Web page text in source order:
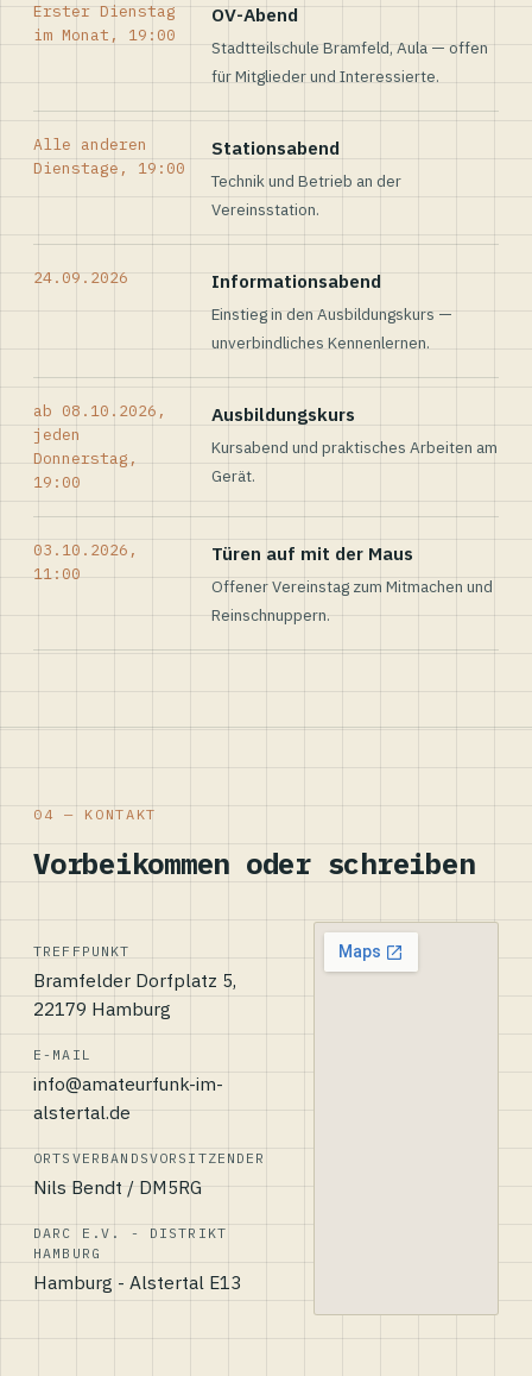
Erster Dienstag
im Monat, 19:00
OV-Abend
Stadtteilschule Bramfeld, Aula — offen
für Mitglieder und Interessierte.
Alle anderen
Dienstage, 19:00
Stationsabend
Technik und Betrieb an der
Vereinsstation.
24.09.2026 Informationsabend
Einstieg in den Ausbildungskurs —
unverbindliches Kennenlernen.
ab 08.10.2026,
jeden
Donnerstag,
19:00
Ausbildungskurs
Kursabend und praktisches Arbeiten am
Gerät.
03.10.2026,
11:00
Türen auf mit der Maus
Offener Vereinstag zum Mitmachen und
Reinschnuppern.
04 — KONTAKT
Vorbeikommen oder schreiben
TREFFPUNKT
Bramfelder Dorfplatz 5,
22179 Hamburg
E-MAIL
info@amateurfunk-im-
alstertal.de
ORTSVERBANDSVORSITZENDER
Nils Bendt / DM5RG
DARC E.V. - DISTRIKT
HAMBURG
Hamburg - Alstertal E13